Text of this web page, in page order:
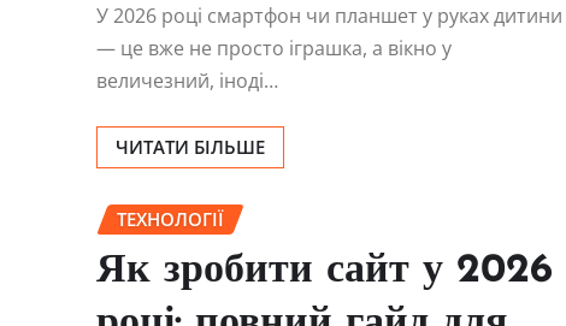
У 2026 році смартфон чи планшет у руках дитини
— це вже не просто іграшка, а вікно у
величезний, іноді…
ЧИТАТИ БІЛЬШЕ
ТЕХНОЛОГІЇ
Як зробити сайт у 2026